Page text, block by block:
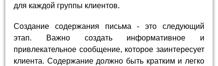
для каждой группы клиентов.
Создание содержания письма - это следующий
этап. Важно создать информативное и
привлекательное сообщение, которое заинтересует
клиента. Содержание должно быть кратким и легко